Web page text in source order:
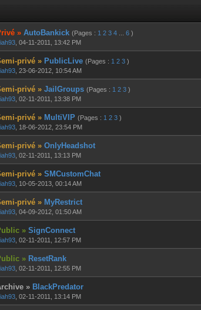
» AutoBankick (Pages : 1 2 3 4 ...6 )
,04-11-2011, 13:42 PM
0 Votes - 0 sur 5 en moyenne
privé » PublicLive (Pages : 1 2 3 )
,23-06-2012, 10:54 AM
0 Votes - 0 sur 5 en moyenne
privé » JailGroups (Pages : 1 2 3 )
,02-11-2011, 13:38 PM
0 Votes - 0 sur 5 en moyenne
privé » MultiVIP (Pages : 1 2 3 )
18-06-2012, 23:54 PM
0 Votes - 0 sur 5 en moyenne
privé » OnlyHeadshot
,02-11-2011, 13:13 PM
0 Votes - 0 sur 5 en moyenne
privé » SMCustomChat
10-05-2013, 00:14 AM
0 Votes - 0 sur 5 en moyenne
privé » MyRestrict
,04-09-2012, 01:50 AM
» SignConnect
,02-11-2011, 12:57 PM
» ResetRank
,02-11-2011, 12:55 PM
» BlackPredator
,02-11-2011, 13:14 PM